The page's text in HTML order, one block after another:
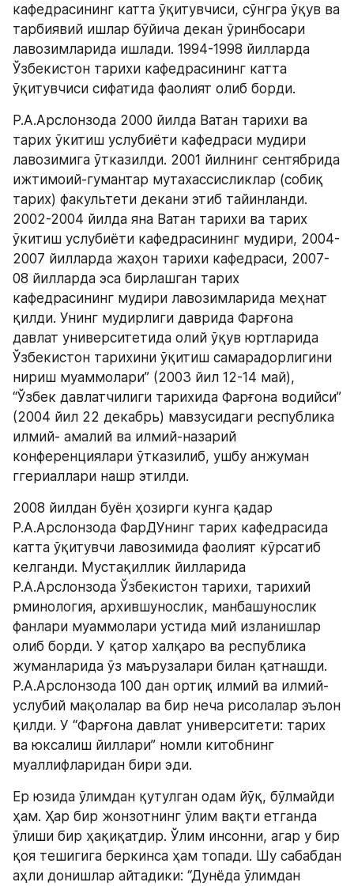
кафедрасининг катта ўқитувчиси, сўнгра ўқув ва
тарбиявий ишлар бўйича декан ўринбосари
лавозимларида ишлади. 1994-1998 йилларда
Ўзбекистон тарихи кафедрасининг катта
ўқитувчиси сифатида фаолият олиб борди.
Р.А.Арслонзода 2000 йилда Ватан тарихи ва
тарих ўкитиш услубиёти кафедраси мудири
лавозимига ўтказилди. 2001 йилнинг сентябрида
ижтимоий-гумантар мутахассисликлар (собиқ
тарих) факультети декани этиб тайинланди.
2002-2004 йилда яна Ватан тарихи ва тарих
ўкитиш услубиёти кафедрасининг мудири, 2004-
2007 йилларда жаҳон тарихи кафедраси, 2007-
08 йилларда эса бирлашган тарих
кафедрасининг мудири лавозимларида меҳнат
қилди. Унинг мудирлиги даврида Фарғона
давлат университетида олий ўқув юртларида
Ўзбекистон тарихини ўқитиш самарадорлигини
нириш муаммолари” (2003 йил 12-14 май),
“Ўзбек давлатчилиги тарихида Фарғона водийси”
(2004 йил 22 декабрь) мавзусидаги республика
илмий- амалий ва илмий-назарий
конференциялари ўтказилиб, ушбу анжуман
ггериаллари нашр этилди.
2008 йилдан буён ҳозирги кунга қадар
Р.А.Арслонзода ФарДУнинг тарих кафедрасида
катта ўқитувчи лавозимида фаолият кўрсатиб
келганди. Мустақиллик йилларида
Р.А.Арслонзода Ўзбекистон тарихи, тарихий
рминология, архившунослик, манбашунослик
фанлари муаммолари устида мий изланишлар
олиб борди. У қатор халқаро ва республика
жуманларида ўз маърузалари билан қатнашди.
Р.А.Арслонзода 100 дан ортиқ илмий ва илмий-
услубий мақолалар ва бир неча рисолалар эълон
қилди. У “Фарғона давлат университети: тарих
ва юксалиш йиллари” номли китобнинг
муаллифларидан бири эди.
Ер юзида ўлимдан қутулган одам йўқ, бўлмайди
ҳам. Ҳар бир жонзотнинг ўлим вақти етганда
ўлиши бир ҳақиқатдир. Ўлим инсонни, агар у бир
қоя тешигига беркинса ҳам топади. Шу сабабдан
аҳли донишлар айтадики: “Дунёда ўлимдан